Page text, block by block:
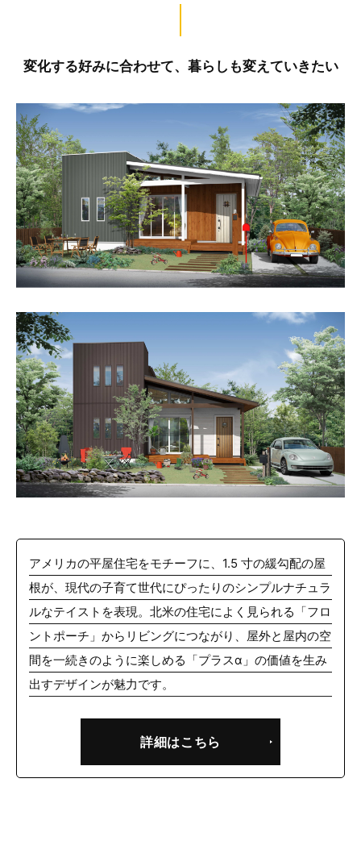
変化する好みに合わせて、暮らしも変えていきたい
アメリカの平屋住宅をモチーフに、1.5 寸の緩勾配の屋
根が、現代の子育て世代にぴったりのシンプルナチュラ
ルなテイストを表現。北米の住宅によく見られる「フロ
ントポーチ」からリビングにつながり、屋外と屋内の空
間を一続きのように楽しめる「プラスα」の価値を生み
出すデザインが魅力です。
詳細はこちら